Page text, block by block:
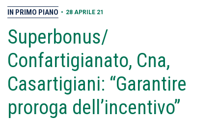
IN PRIMO PIANO • 28 APRILE 21
Superbonus/
Confartigianato, Cna,
Casartigiani: “Garantire
proroga dell’incentivo”